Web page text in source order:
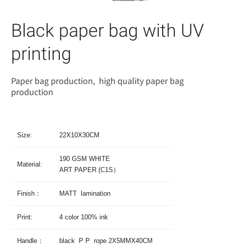
Black paper bag with UV
printing
Paper bag production, high quality paper bag
production
Size: 22X10X30CM
Material:
190 GSM WHITE
ART PAPER (C1S）
Finish： MATT lamination
Print: 4 color 100% ink
Handle： black P P rope 2X5MMX40CM